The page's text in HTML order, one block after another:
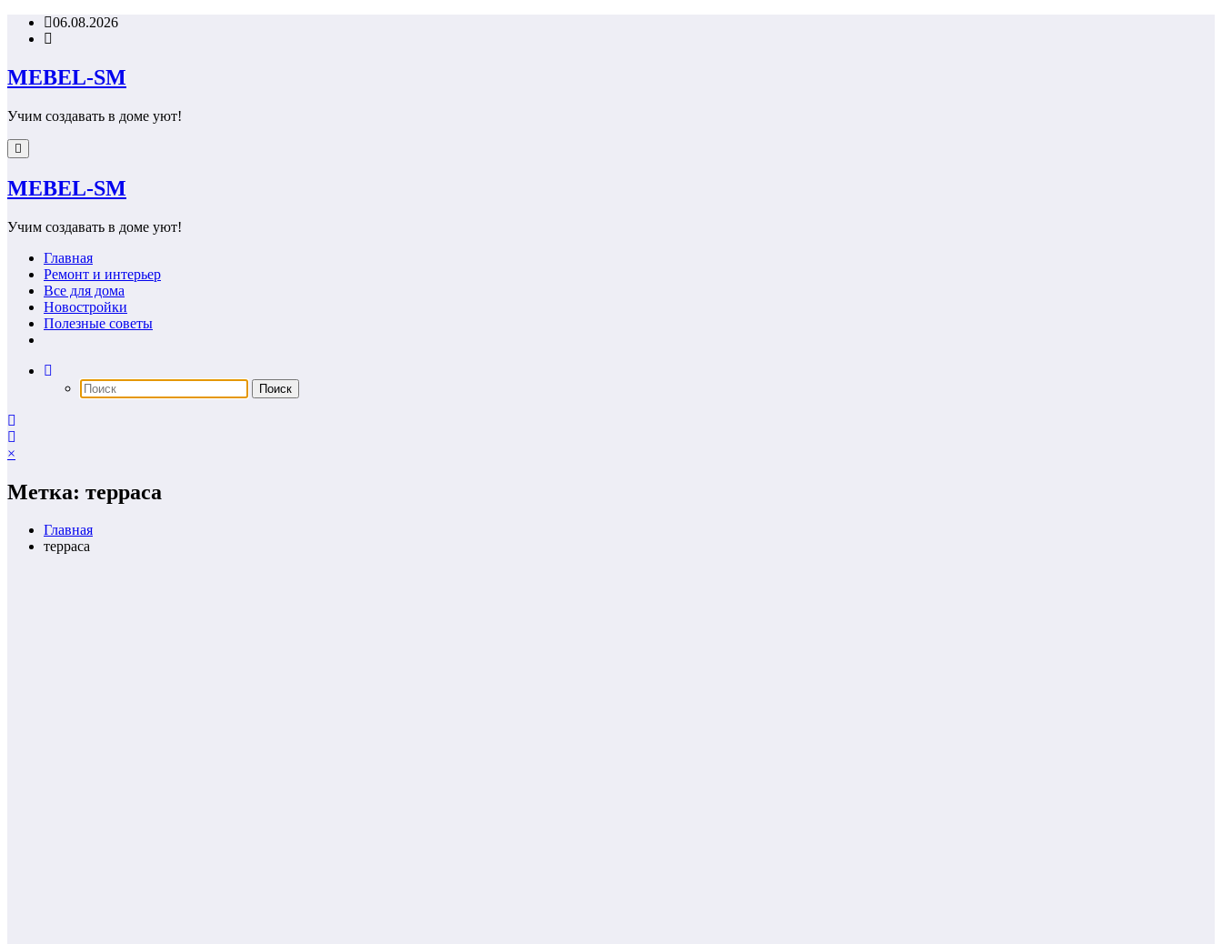
Перейти06.08.2026
MEBEL-SM
Учим создавать в доме уют!
MEBEL-SM
Учим создавать в доме уют!
Главная
Ремонт и интерьер
Все для дома
Новостройки
Полезные советы
×
Метка: терраса
Главная
терраса